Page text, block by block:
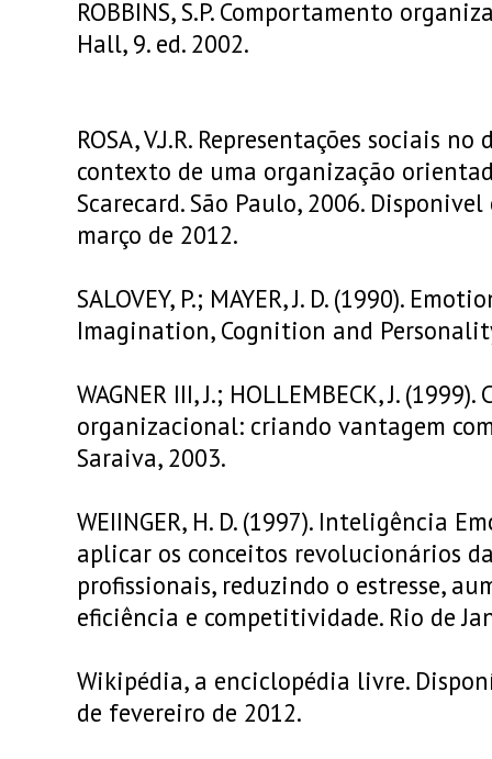
ROBBINS, S.P. Comportamento
Hall, 9. ed. 2002.
ROSA, V.J.R. Representações sociais
contexto de uma organização
Scarecard. São Paulo, 2006. Disponivel
março de 2012.
SALOVEY, P.; MAYER, J. D. (1990).
Imagination, Cognition and
WAGNER III, J.; HOLLEMBECK, J.
organizacional: criando vantagem
Saraiva, 2003.
WEIINGER, H. D. (1997). Inteligência
aplicar os conceitos revolucionários
profissionais, reduzindo o estresse,
eficiência e competitividade. Rio de
Wikipédia, a enciclopédia livre.
de fevereiro de 2012.